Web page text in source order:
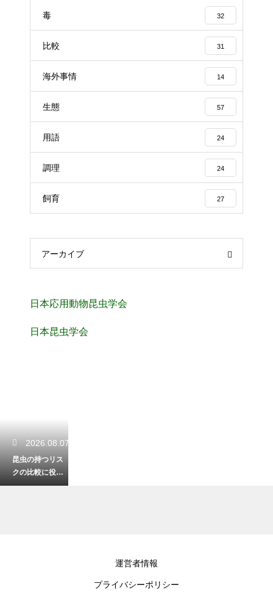
毒 32
比較 31
海外事情 14
生態 57
用語 24
調理 24
飼育 27
アーカイブ
日本応用動物昆虫学会
日本昆虫学会
2026.08.07
昆虫の持つリス
クの比較に役立
つサイト！自然
運営者情報
プライバシーポリシー